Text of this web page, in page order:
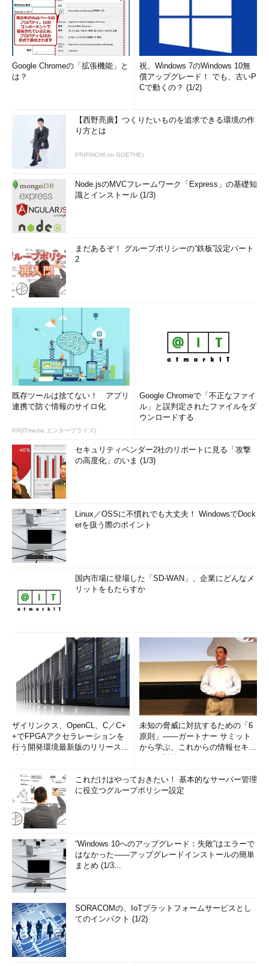
Google Chromeの「拡張機能」と
は？
祝、Windows 7のWindows 10無
償アップグレード！ でも、古いP
Cで動くの？ (1/2)
【西野亮廣】つくりたいものを追求できる環境の作
り方とは
PR(FINCHI on GOETHE)
Node.jsのMVCフレームワーク「Express」の基礎知
識とインストール (1/3)
まだあるぞ！ グループポリシーの“鉄板”設定パート
2
既存ツールは捨てない！ アプリ
連携で防ぐ情報のサイロ化
PR(ITmedia エンタープライズ)
Google Chromeで「不正なファイ
ル」と誤判定されたファイルをダ
ウンロードする
セキュリティベンダー2社のリポートに見る「攻撃
の高度化」のいま (1/3)
Linux／OSSに不慣れでも大丈夫！ WindowsでDock
erを扱う際のポイント
国内市場に登場した「SD-WAN」、企業にどんなメ
リットをもたらすか
ザイリンクス、OpenCL、C／C+
+でFPGAアクセラレーションを
行う開発環境最新版のリリースを
未知の脅威に対抗するための「6
原則」――ガートナー サミット
から学ぶ、これからの情報セキュ
これだけはやっておきたい！ 基本的なサーバー管理
に役立つグループポリシー設定
“Windows 10へのアップグレード：失敗”はエラーで
はなかった――アップグレードインストールの簡単
まとめ (1/3...
SORACOMの、IoTプラットフォームサービスとし
てのインパクト (1/2)